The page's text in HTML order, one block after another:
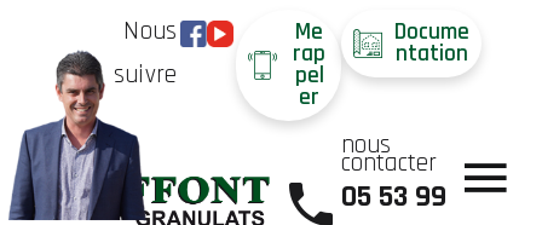
Nous
suivre
Me
rap
pel
er
Docume
ntation
nous
contacter
05 53 99